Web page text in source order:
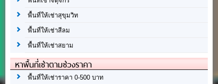
พื้นที่ให้เช่าสุขุมวิท
พื้นที่ให้เช่าสีลม
พื้นที่ให้เช่าสยาม
หาพื้นที่เช่าตามช่วงราคา
พื้นที่ให้เช่าราคา 0-500 บาท